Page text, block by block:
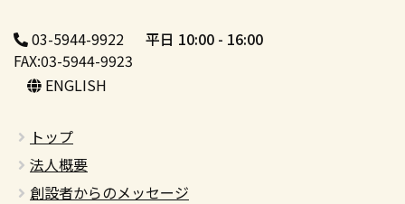
03-5944-9922
平日 10:00 - 16:00
FAX:03-5944-9923
ENGLISH
トップ
法人概要
創設者からのメッセージ